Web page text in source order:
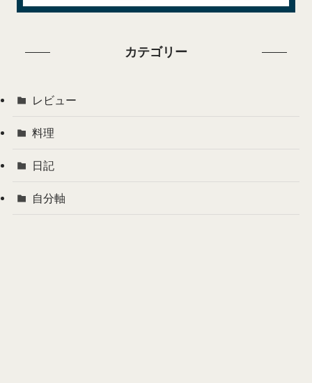
カテゴリー
レビュー
料理
日記
自分軸